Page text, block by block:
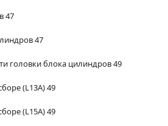
47
47
головки блока цилиндров 49
(L13A) 49
(L15A) 49